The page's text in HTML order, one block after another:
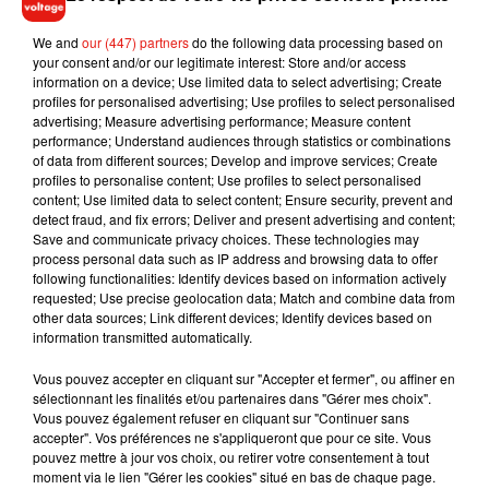
substances médicamenteuses modifiant l’activité
personnes ont été diagnostiquées séropositives en 2016
C’est moins que les années précédentes, mais l’usage du
préservatif reste indispensable pour limiter les risques.
Musique
RÜFÜS DU SOL annonce un nouvel
album après sa tournée mondiale
7 août 2026
Angèle et Amélie Lens dévoilent leur
collaboration tant attendue
We and our (447) partnersdo the following data processing based on
your consent and/or our legitimate interest: Store and/or access
information on a device; Use limited data to select advertising; Create
profiles for personalised advertising; Use profiles to select personalised
advertising; Measure advertising performance; Measure content
performance; Understand audiences through statistics or combinations
of data from different sources; Develop and improve services; Create
profiles to personalise content; Use profiles to select personalised
content; Use limited data to select content; Ensure security, prevent and
detect fraud, and fix errors; Deliver and present advertising and content;
Save and communicate privacy choices. These technologies may
process personal data such as IP address and browsing data to offer
following functionalities: Identify devices based on information actively
requested; Use precise geolocation data; Match and combine data from
other data sources; Link different devices; Identify devices based on
information transmitted automatically.
Vous pouvez accepter en cliquant sur "Accepter et fermer", ou affiner en
sélectionnant les finalités et/ou partenaires dans "Gérer mes choix".
Vous pouvez également refuser en cliquant sur "Continuer sans
accepter". Vos préférences ne s'appliqueront que pour ce site. Vous
pouvez mettre à jour vos choix, ou retirer votre consentement à tout
moment via le lien "Gérer les cookies" situé en bas de chaque page.